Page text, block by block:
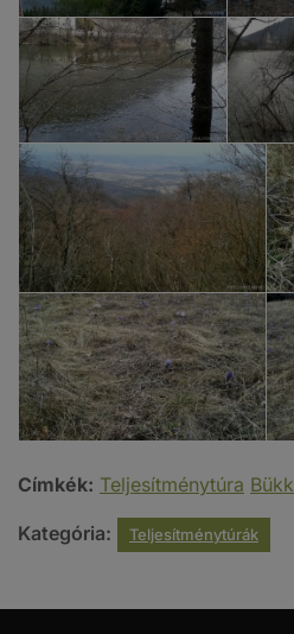
Címkék: Teljesítménytúra Bükk
Kategória: Teljesítménytúrák